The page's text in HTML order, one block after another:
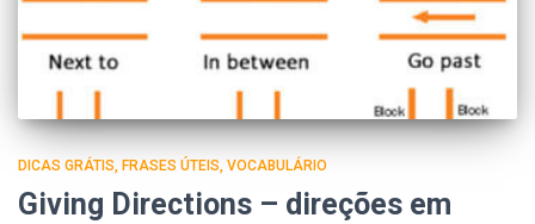
DICAS GRÁTIS FRASES ÚTEIS VOCABULÁRIO
Giving Directions – direções em